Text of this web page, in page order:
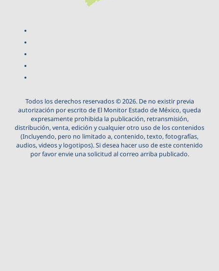
Todos los derechos reservados © 2026. De no existir previa
autorización por escrito de El Monitor Estado de México, queda
expresamente prohibida la publicación, retransmisión,
distribución, venta, edición y cualquier otro uso de los contenidos
(Incluyendo, pero no limitado a, contenido, texto, fotografías,
audios, videos y logotipos). Si desea hacer uso de este contenido
por favor envie una solicitud al correo arriba publicado.